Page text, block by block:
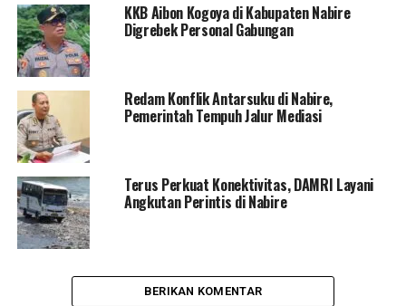
KKB Aibon Kogoya di Kabupaten Nabire
Digrebek Personal Gabungan
Redam Konflik Antarsuku di Nabire,
Pemerintah Tempuh Jalur Mediasi
Terus Perkuat Konektivitas, DAMRI Layani
Angkutan Perintis di Nabire
BERIKAN KOMENTAR